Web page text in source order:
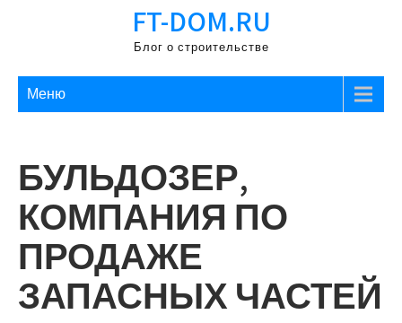
FT-DOM.RU
Блог о строительстве
Меню
БУЛЬДОЗЕР,
КОМПАНИЯ ПО
ПРОДАЖЕ
ЗАПАСНЫХ ЧАСТЕЙ